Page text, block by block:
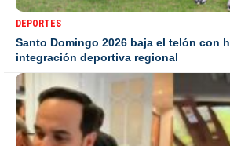
DEPORTES
Santo Domingo 2026 baja el telón con
integración deportiva regional